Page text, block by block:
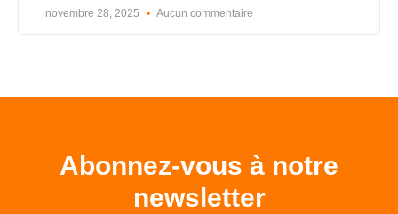
novembre 28, 2025 Aucun commentaire
Abonnez-vous à notre
newsletter